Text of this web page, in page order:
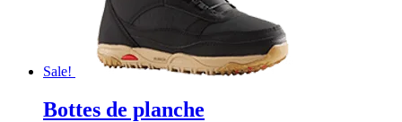
Sale!
Bottes de planche